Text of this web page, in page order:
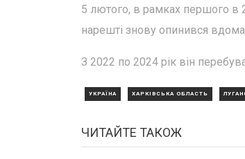
5 лютого, в рамках першого в
нарешті знову опинився
З 2022 по 2024 рік він
УКРАЇНА ХАРКІВСЬКА ОБЛАСТЬ
ЧИТАЙТЕ ТАКОЖ